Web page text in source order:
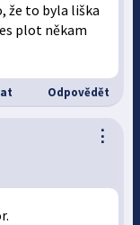
že to byla liška
plot někam
Odpovědět
⋮